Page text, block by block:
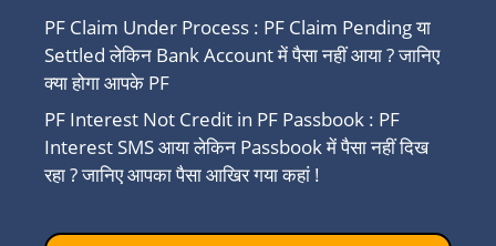
PF Claim Under Process : PF Claim Pending या
Settled लेकिन Bank Account में पैसा नहीं आया ? जानिए
क्या होगा आपके PF
PF Interest Not Credit in PF Passbook : PF
Interest SMS आया लेकिन Passbook में पैसा नहीं दिख
रहा ? जानिए आपका पैसा आखिर गया कहां !